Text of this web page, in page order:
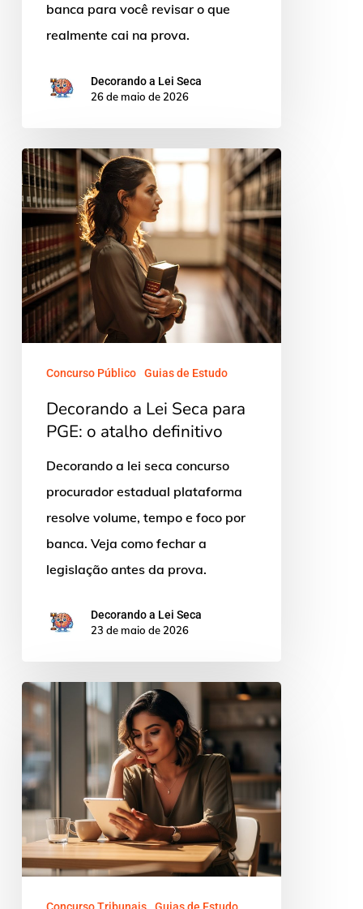
banca para você revisar o que
realmente cai na prova.
Decorando a Lei Seca
26 de maio de 2026
Decorando
a
Lei
Seca
para
PGE:
o
atalho
definitivo
Concurso Público Guias de Estudo
Decorando a Lei Seca para
PGE: o atalho definitivo
Decorando a lei seca concurso
procurador estadual plataforma
resolve volume, tempo e foco por
banca. Veja como fechar a
legislação antes da prova.
Decorando a Lei Seca
23 de maio de 2026
Plataforma
seca:
o
guia
essencial
para
analista
judiciário